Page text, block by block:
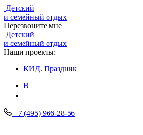
Детский
и семейный отдых
Перезвоните мне
Детский
и семейный отдых
Наши проекты:
КИД. Праздник
В
+7 (495) 966-28-56